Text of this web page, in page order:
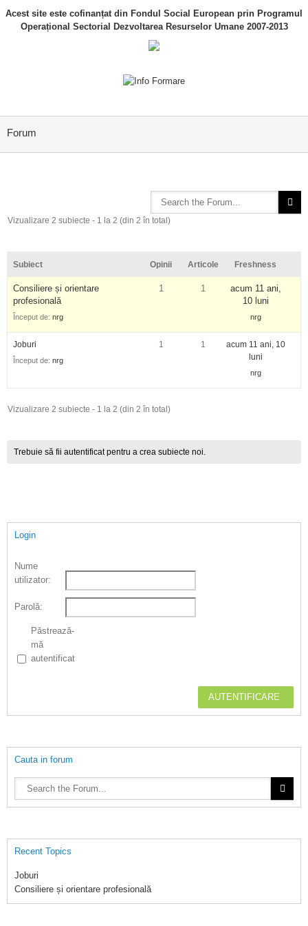
Acest site este cofinanțat din Fondul Social European prin Programul
Operațional Sectorial Dezvoltarea Resurselor Umane 2007-2013
Forum
Vizualizare 2 subiecte - 1 la 2 (din 2 în total)
Subiect Opinii Articole Freshness
Consiliere și orientare
profesională
Început de: nrg
1 1
acum 11 ani,
10 luni
nrg
Joburi
Început de: nrg
1 1
acum 11 ani, 10
luni
nrg
Vizualizare 2 subiecte - 1 la 2 (din 2 în total)
Trebuie să fii autentificat pentru a crea subiecte noi.
Login
Nume
utilizator:
Parolă:
Păstrează-
mă
autentificat
AUTENTIFICARE
Cauta in forum
Recent Topics
Joburi
Consiliere și orientare profesională